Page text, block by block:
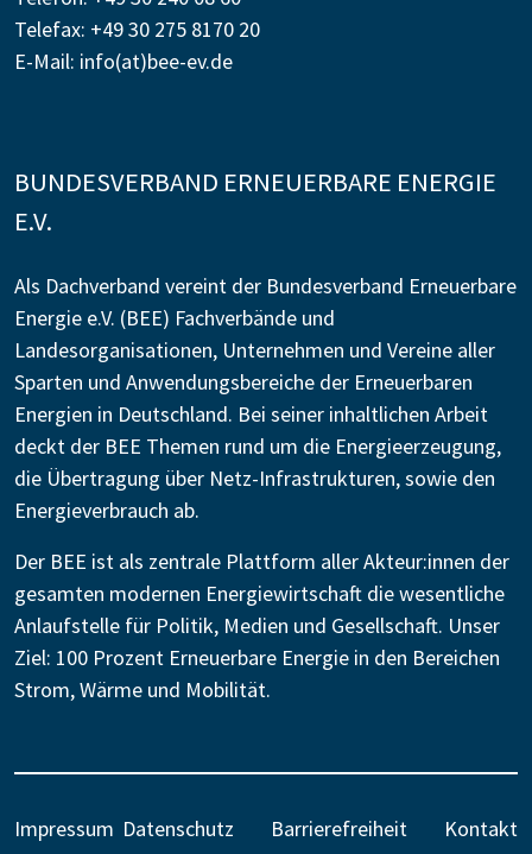
Telefax: +49 30 275 8170 20
E-Mail: info(at)bee-ev.de
BUNDESVERBAND ERNEUERBARE ENERGIE
E.V.
Als Dachverband vereint der Bundesverband Erneuerbare
Energie e.V. (BEE) Fachverbände und
Landesorganisationen, Unternehmen und Vereine aller
Sparten und Anwendungsbereiche der Erneuerbaren
Energien in Deutschland. Bei seiner inhaltlichen Arbeit
deckt der BEE Themen rund um die Energieerzeugung,
die Übertragung über Netz-Infrastrukturen, sowie den
Energieverbrauch ab.
Der BEE ist als zentrale Plattform aller Akteur:innen der
gesamten modernen Energiewirtschaft die wesentliche
Anlaufstelle für Politik, Medien und Gesellschaft. Unser
Ziel: 100 Prozent Erneuerbare Energie in den Bereichen
Strom, Wärme und Mobilität.
Impressum Datenschutz Barrierefreiheit Kontakt